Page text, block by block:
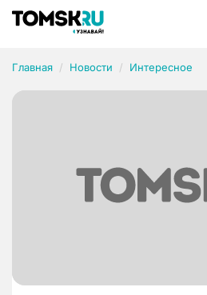
Главная Новости Интересное